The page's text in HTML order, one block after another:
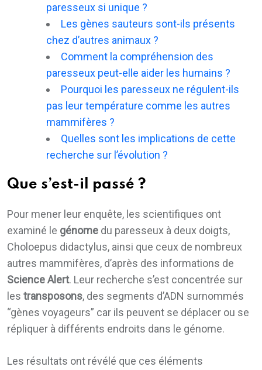
paresseux si unique ?
Les gènes sauteurs sont-ils présents
chez d’autres animaux ?
Comment la compréhension des
paresseux peut-elle aider les humains ?
Pourquoi les paresseux ne régulent-ils
pas leur température comme les autres
mammifères ?
Quelles sont les implications de cette
recherche sur l’évolution ?
Que s’est-il passé ?
Pour mener leur enquête, les scientifiques ont
examiné le génome du paresseux à deux doigts,
Choloepus didactylus, ainsi que ceux de nombreux
autres mammifères, d’après des informations de
Science Alert. Leur recherche s’est concentrée sur
les transposons, des segments d’ADN surnommés
“gènes voyageurs” car ils peuvent se déplacer ou se
répliquer à différents endroits dans le génome.
Les résultats ont révélé que ces éléments